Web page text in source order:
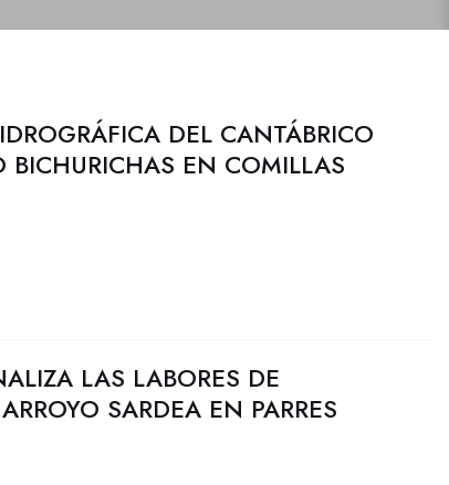
DEL CANTÁBRICO
BICHURICHAS EN COMILLAS
LAS LABORES DE
SARDEA EN PARRES